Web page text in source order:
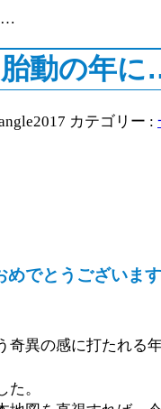
…
動の年
カテゴリー :
めでとうございま
奇異の感に打たれる
。